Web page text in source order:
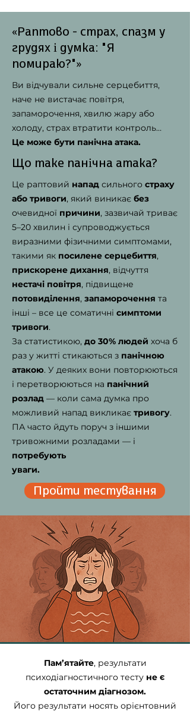
«Раптово - страх, спазм у
грудях і думка: "Я
помираю?"»
Ви відчували сильне серцебиття,
наче не вистачає повітря,
запаморочення, хвилю жару або
холоду, страх втратити контроль…
Це може бути панічна атака.
Що таке панічна атака?
Це раптовий напад сильного страху
або тривоги, який виникає без
очевидної причини, зазвичай триває
5–20 хвилин і супроводжується
виразними фізичними симптомами,
такими як посилене серцебиття,
прискорене дихання, відчуття
нестачі повітря, підвищене
потовиділення, запаморочення та
інші – все це соматичні симптоми
тривоги.
За статистикою, до 30% людей хоча б
раз у житті стикаються з панічною
атакою. У деяких вони повторюються
і перетворюються на панічний
розлад — коли сама думка про
можливий напад викликає тривогу.
ПА часто йдуть поруч з іншими
тривожними розладами — і
потребують
уваги.
Пройти тестування
Пам’ятайте, результати
психодіагностичного тесту не є
остаточним діагнозом.
Його результати носять орієнтовний